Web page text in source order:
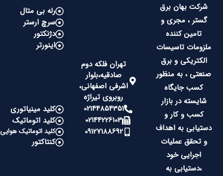
شرکت بهان برق
گستر ، مجری و
تامین کننده
ملزومات تاسیسات
الکتریکی و برق
صنعتی ، به منظور
کسب جایگاه
شایسته در بازار
کسب و کار و
دستیابی به اهداف
و تحقق عملیات
اجرایی خود
،دستیابی به
تهران فلکه دوم
صادقیه،بلوار
اشرفی اصفهانی،
روبروی تیراژه
02144854351
02144226103
09127188692
رله بی متال
سرچ ارستر
دژنکتور
اینورتر
کلید مینیاتوری
کلید اتوماتیک
کلید اتوماتیک هوایی
کنتاکتور